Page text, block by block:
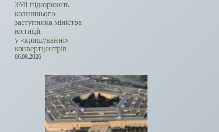
ЗМІ підозрюють
колишнього
заступника міністра
юстиції
у «кришуванні»
конвертцентрів
06.08.2026